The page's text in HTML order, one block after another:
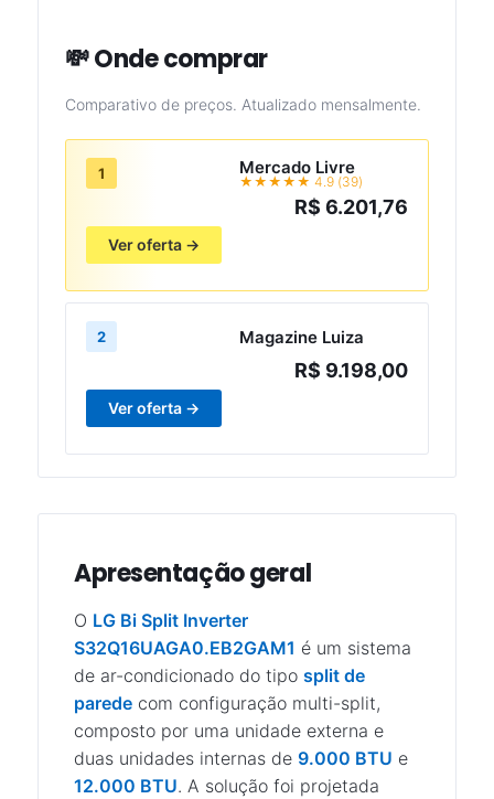
💸 Onde comprar
Comparativo de preços. Atualizado mensalmente.
1 Mercado Livre
★★★★★ 4.9 (39)
R$ 6.201,76
Ver oferta →
2 Magazine Luiza
R$ 9.198,00
Ver oferta →
Apresentação geral
O LG Bi Split Inverter
S32Q16UAGA0.EB2GAM1 é um sistema
de ar-condicionado do tipo split de
parede com configuração multi-split,
composto por uma unidade externa e
duas unidades internas de 9.000 BTU e
12.000 BTU. A solução foi projetada